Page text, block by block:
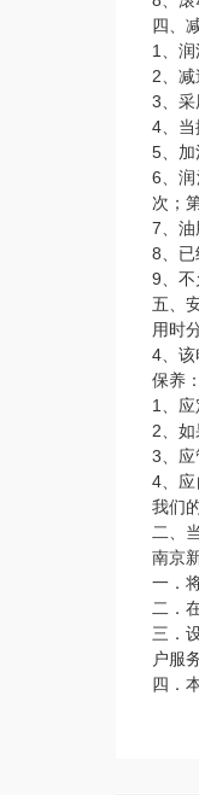
四、
1、
2、
3、采
4、当
5、加
6、
次；
7、油
8、已
9、不
五、
用时
4、该
保养
1、
2、
3、应
4、
我们
二、
南京
一．
二．
三．
户服
四．